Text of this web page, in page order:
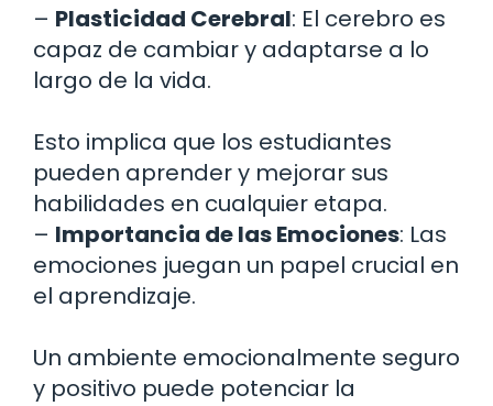
– Plasticidad Cerebral: El cerebro es
capaz de cambiar y adaptarse a lo
largo de la vida.
Esto implica que los estudiantes
pueden aprender y mejorar sus
habilidades en cualquier etapa.
– Importancia de las Emociones: Las
emociones juegan un papel crucial en
el aprendizaje.
Un ambiente emocionalmente seguro
y positivo puede potenciar la